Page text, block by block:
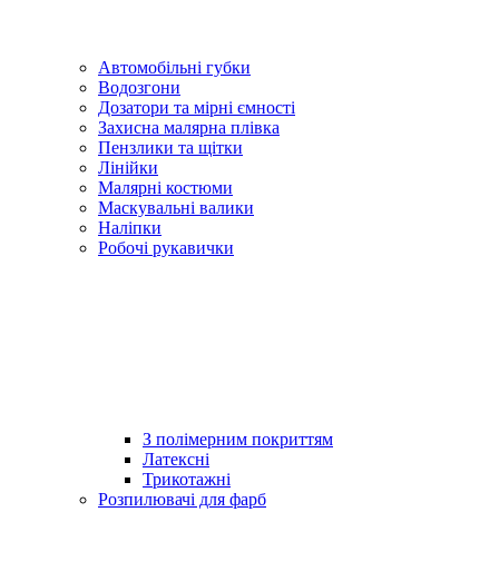
Автомобільні губки
Водозгони
Дозатори та мірні ємності
Захисна малярна плівка
Пензлики та щітки
Лінійки
Малярні костюми
Маскувальні валики
Наліпки
Робочі рукавички
З полімерним покриттям
Латексні
Трикотажні
Розпилювачі для фарб